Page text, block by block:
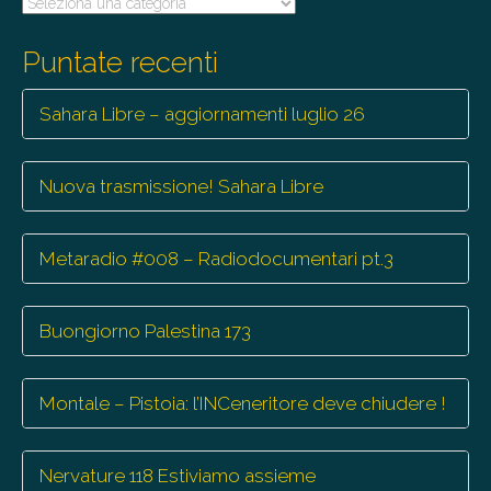
Puntate recenti
Sahara Libre – aggiornamenti luglio 26
Nuova trasmissione! Sahara Libre
Metaradio #008 – Radiodocumentari pt.3
Buongiorno Palestina 173
Montale – Pistoia: l’INCeneritore deve chiudere !
Nervature 118 Estiviamo assieme